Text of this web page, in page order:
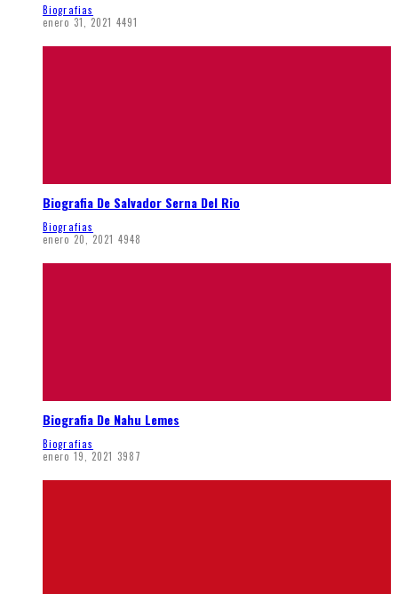
Biografias
enero 31, 2021 4491
Biografia De Salvador Serna Del Rio
Biografias
enero 20, 2021 4948
Biografia De Nahu Lemes
Biografias
enero 19, 2021 3987